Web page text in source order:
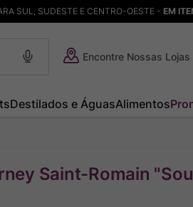
SUL, SUDESTE E CENTRO-OESTE - EM
Encontre Nossas Lojas
Destilados e ÁguasAlimentos
Saint-Romain